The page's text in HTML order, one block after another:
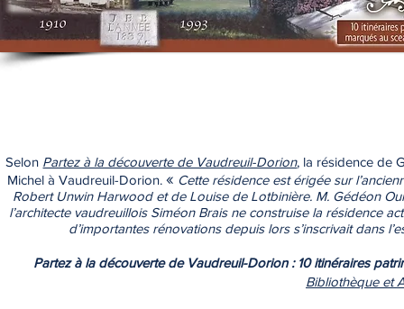
Selon Partez à la découverte de Vaudreuil-Dorion, la résidence de
Michel à Vaudreuil-Dorion.« Cette résidence est érigée sur
Robert Unwin Harwood et de Louise de Lotbinière. M. Gédéon
l’architecte vaudreuillois Siméon Brais ne construise la résidence
d’importantes rénovations depuis lors s’inscrivait dans
Partez à la découverte de Vaudreuil-Dorion : 10 itinéraires
Bibliothèque et